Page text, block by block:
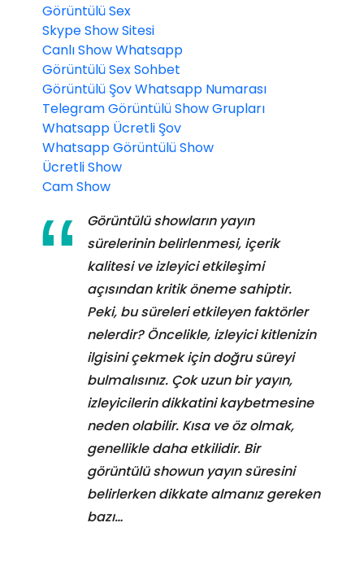
Görüntülü Sex
Skype Show Sitesi
Canlı Show Whatsapp
Görüntülü Sex Sohbet
Görüntülü Şov Whatsapp Numarası
Telegram Görüntülü Show Grupları
Whatsapp Ücretli Şov
Whatsapp Görüntülü Show
Ücretli Show
Cam Show
Görüntülü showların yayın
sürelerinin belirlenmesi, içerik
kalitesi ve izleyici etkileşimi
açısından kritik öneme sahiptir.
Peki, bu süreleri etkileyen faktörler
nelerdir? Öncelikle, izleyici kitlenizin
ilgisini çekmek için doğru süreyi
bulmalısınız. Çok uzun bir yayın,
izleyicilerin dikkatini kaybetmesine
neden olabilir. Kısa ve öz olmak,
genellikle daha etkilidir. Bir
görüntülü showun yayın süresini
belirlerken dikkate almanız gereken
bazı…